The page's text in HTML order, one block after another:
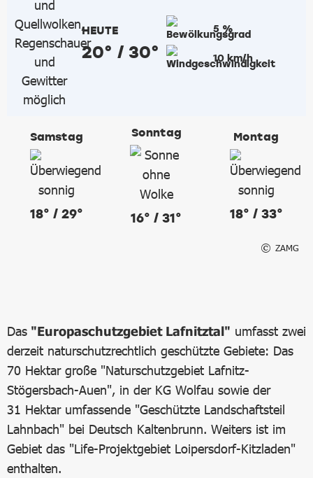
HEUTE
20° / 30°
5 %
10 km/h
Samstag
18° / 29°
Sonntag
16° / 31°
Montag
18° / 33°
ZAMG
Das "Europaschutzgebiet Lafnitztal" umfasst zwei
derzeit naturschutzrechtlich geschützte Gebiete: Das
70 Hektar große "Naturschutzgebiet Lafnitz-
Stögersbach-Auen", in der KG Wolfau sowie der
31 Hektar umfassende "Geschützte Landschaftsteil
Lahnbach" bei Deutsch Kaltenbrunn. Weiters ist im
Gebiet das "Life-Projektgebiet Loipersdorf-Kitzladen"
enthalten.